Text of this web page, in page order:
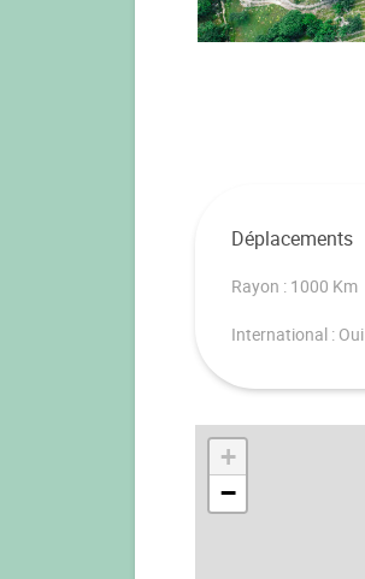
Déplacements
Rayon : 1000 Km
International : Oui
+
−